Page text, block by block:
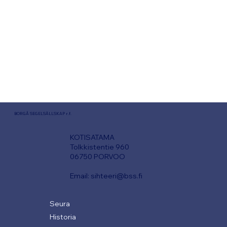
BORGÅ SEGELSÄLLSKAP r.f.
Seura
Historia
KOTISATAMA
Tolkkistentie 960
06750 PORVOO
Email: sihteeri@bss.fi